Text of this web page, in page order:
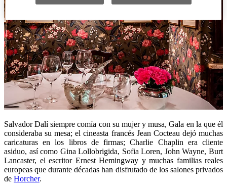
Salvador Dalí siempre comía con su mujer y musa, Gala en la que él
consideraba su mesa; el cineasta francés Jean Cocteau dejó muchas
caricaturas en los libros de firmas; Charlie Chaplin era cliente
asiduo, así como Gina Lollobrigida, Sofia Loren, John Wayne, Burt
Lancaster, el escritor Ernest Hemingway y muchas familias reales
europeas que durante décadas han disfrutado de los salones privados
de Horcher.